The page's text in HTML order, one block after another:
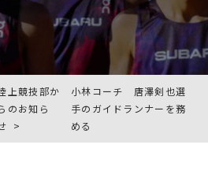
上競技部か
のお知ら
小林コーチ 唐澤剣也選
手のガイドランナーを務
める